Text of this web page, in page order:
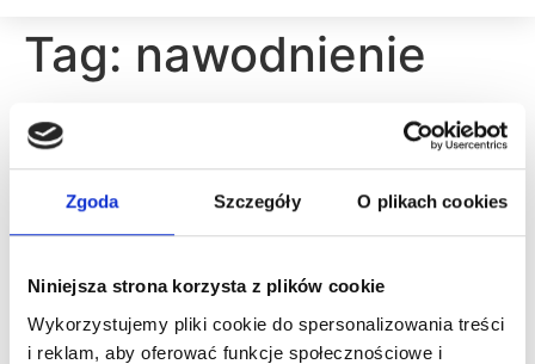
Zgoda Szczegóły O plikach cookies
Niniejsza strona korzysta z plików cookie
Wykorzystujemy pliki cookie do spersonalizowania treści
i reklam, aby oferować funkcje społecznościowe i
Tag: nawodnienie
Nawodnienie – dlaczego
jest tak ważne?